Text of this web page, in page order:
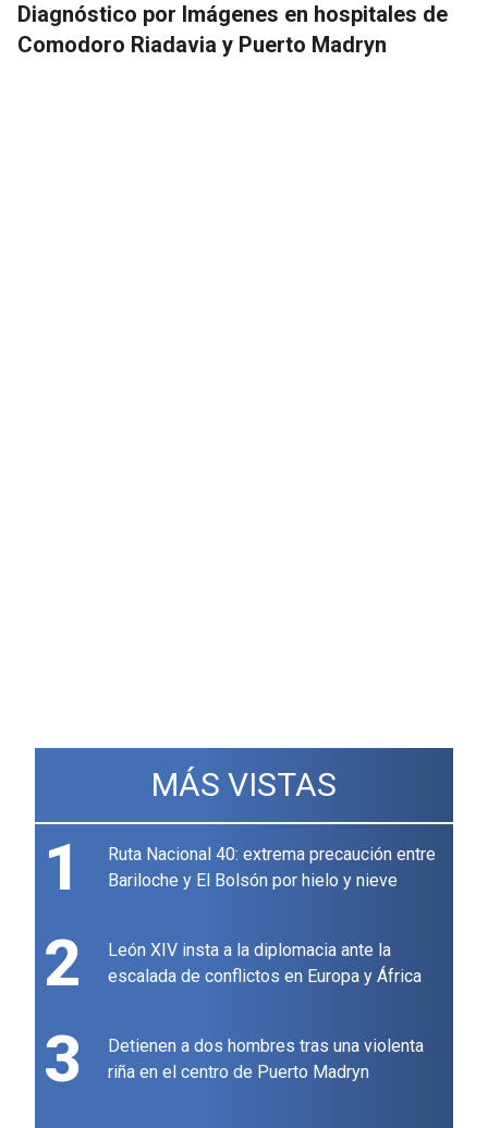
Diagnóstico por Imágenes en hospitales de
Comodoro Riadavia y Puerto Madryn
MÁS VISTAS
1
Ruta Nacional 40: extrema precaución entre
Bariloche y El Bolsón por hielo y nieve
2
León XIV insta a la diplomacia ante la
escalada de conflictos en Europa y África
3
Detienen a dos hombres tras una violenta
riña en el centro de Puerto Madryn